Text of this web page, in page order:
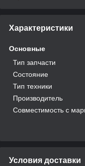
Характеристики
Основные
Тип запчасти
Состояние
Тип техники
Производитель
Совместимость с
Условия доставки